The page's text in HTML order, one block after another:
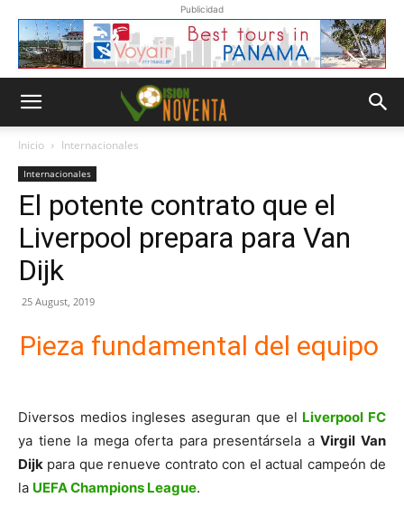
Publicidad
Inicio Internacionales
Internacionales
El potente contrato que el
Liverpool prepara para Van
Dijk
25 August, 2019
Pieza fundamental del equipo
Diversos medios ingleses aseguran que el Liverpool FC
ya tiene la mega oferta para presentársela aVirgil Van
Dijk para que renueve contrato con el actual campeón de
la UEFA Champions League.